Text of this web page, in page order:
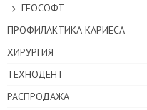
ГЕОСОФТ
ПРОФИЛАКТИКА КАРИЕСА
ХИРУРГИЯ
ТЕХНОДЕНТ
РАСПРОДАЖА